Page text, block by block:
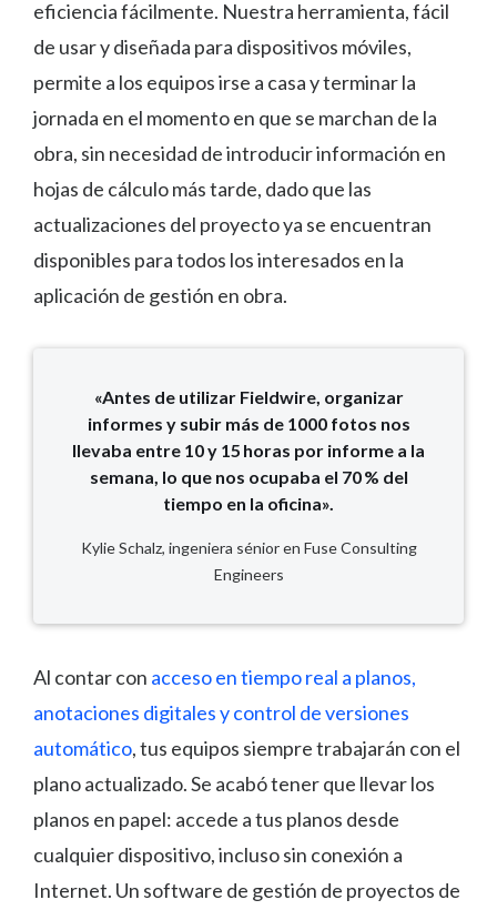
eficiencia fácilmente. Nuestra herramienta, fácil
de usar y diseñada para dispositivos móviles,
permite a los equipos irse a casa y terminar la
jornada en el momento en que se marchan de la
obra, sin necesidad de introducir información en
hojas de cálculo más tarde, dado que las
actualizaciones del proyecto ya se encuentran
disponibles para todos los interesados ​​en la
aplicación de gestión en obra.
«Antes de utilizar Fieldwire, organizar
informes y subir más de 1000 fotos nos
llevaba entre 10 y 15 horas por informe a la
semana, lo que nos ocupaba el 70 % del
tiempo en la oficina».
Kylie Schalz, ingeniera sénior en Fuse Consulting
Engineers
Al contar con acceso en tiempo real a planos,
anotaciones digitales y control de versiones
automático, tus equipos siempre trabajarán con el
plano actualizado. Se acabó tener que llevar los
planos en papel: accede a tus planos desde
cualquier dispositivo, incluso sin conexión a
Internet. Un software de gestión de proyectos de